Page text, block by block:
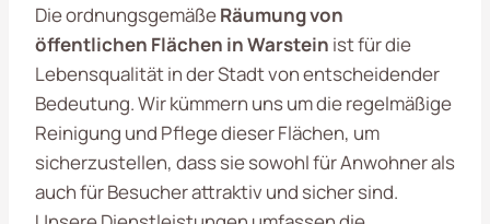
Die ordnungsgemäßeRäumung von
öffentlichen Flächen in Warstein ist für die
Lebensqualität in der Stadt von entscheidender
Bedeutung. Wir kümmern uns um die regelmäßige
Reinigung und Pflege dieser Flächen, um
sicherzustellen, dass sie sowohl für Anwohner als
auch für Besucher attraktiv und sicher sind.